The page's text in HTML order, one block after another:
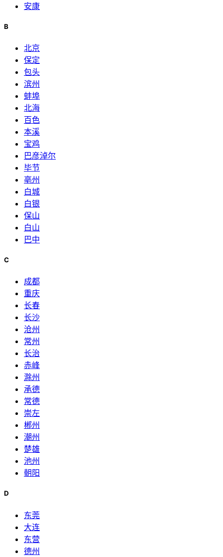
安康
B
北京
保定
包头
滨州
蚌埠
北海
百色
本溪
宝鸡
巴彦淖尔
毕节
亳州
白城
白银
保山
白山
巴中
C
成都
重庆
长春
长沙
沧州
常州
长治
赤峰
滁州
承德
常德
崇左
郴州
潮州
楚雄
池州
朝阳
D
东莞
大连
东营
德州